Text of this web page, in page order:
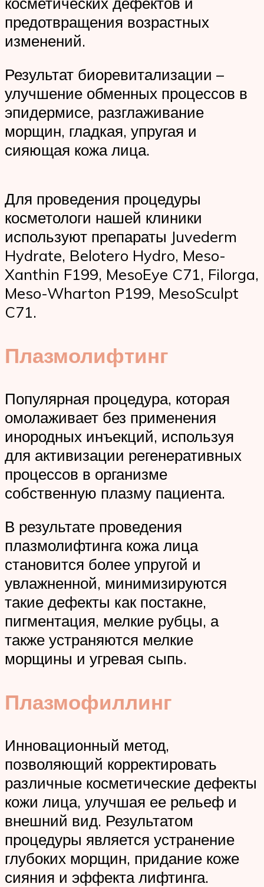
предотвращения возрастных
изменений.
Результат биоревитализации –
улучшение обменных процессов в
эпидермисе, разглаживание
морщин, гладкая, упругая и
сияющая кожа лица.
Для проведения процедуры
косметологи нашей клиники
используют препараты Juvederm
Hydrate, Belotero Hydro, Meso-
Xanthin F199, MesoEye C71, Filorga,
Meso-Wharton P199, MesoSculpt
C71.
Плазмолифтинг
Популярная процедура, которая
омолаживает без применения
инородных инъекций, используя
для активизации регенеративных
процессов в организме
собственную плазму пациента.
В результате проведения
плазмолифтинга кожа лица
становится более упругой и
увлажненной, минимизируются
такие дефекты как постакне,
пигментация, мелкие рубцы, а
также устраняются мелкие
морщины и угревая сыпь.
Плазмофиллинг
Инновационный метод,
позволяющий корректировать
различные косметические дефекты
кожи лица, улучшая ее рельеф и
внешний вид. Результатом
процедуры является устранение
глубоких морщин, придание коже
сияния и эффекта лифтинга.